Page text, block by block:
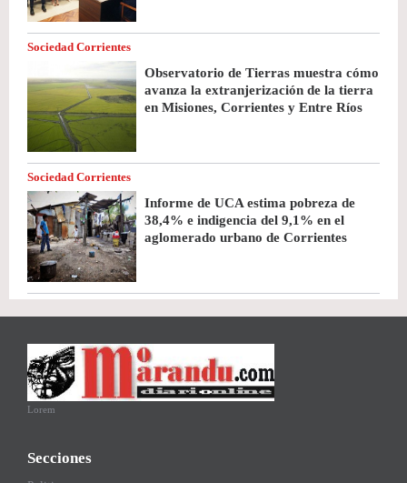
Sociedad Corrientes
Observatorio de Tierras muestra cómo
avanza la extranjerización de la tierra
en Misiones, Corrientes y Entre Ríos
Sociedad Corrientes
Informe de UCA estima pobreza de
38,4% e indigencia del 9,1% en el
aglomerado urbano de Corrientes
Lorem
Secciones